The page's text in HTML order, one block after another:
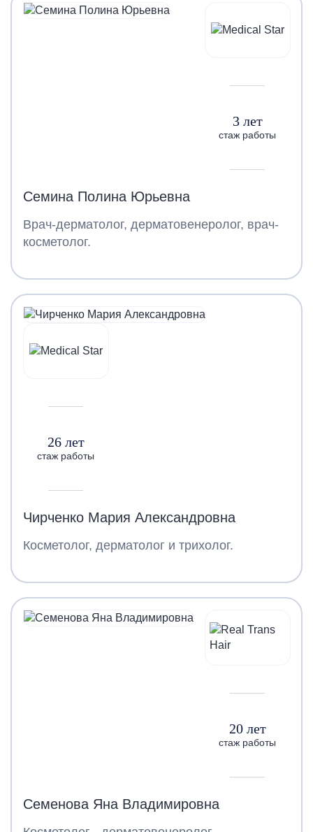
3 лет
стаж работы
Семина Полина Юрьевна
Врач-дерматолог, дерматовенеролог, врач-
косметолог.
26 лет
стаж работы
Чирченко Мария Александровна
Косметолог, дерматолог и трихолог.
20 лет
стаж работы
Семенова Яна Владимировна